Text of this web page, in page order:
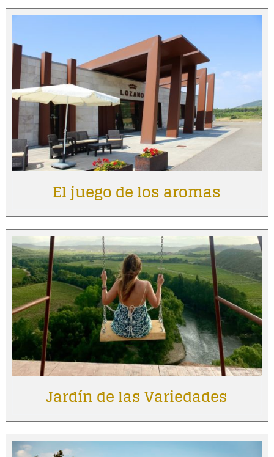
El juego de los aromas
Jardín de las Variedades